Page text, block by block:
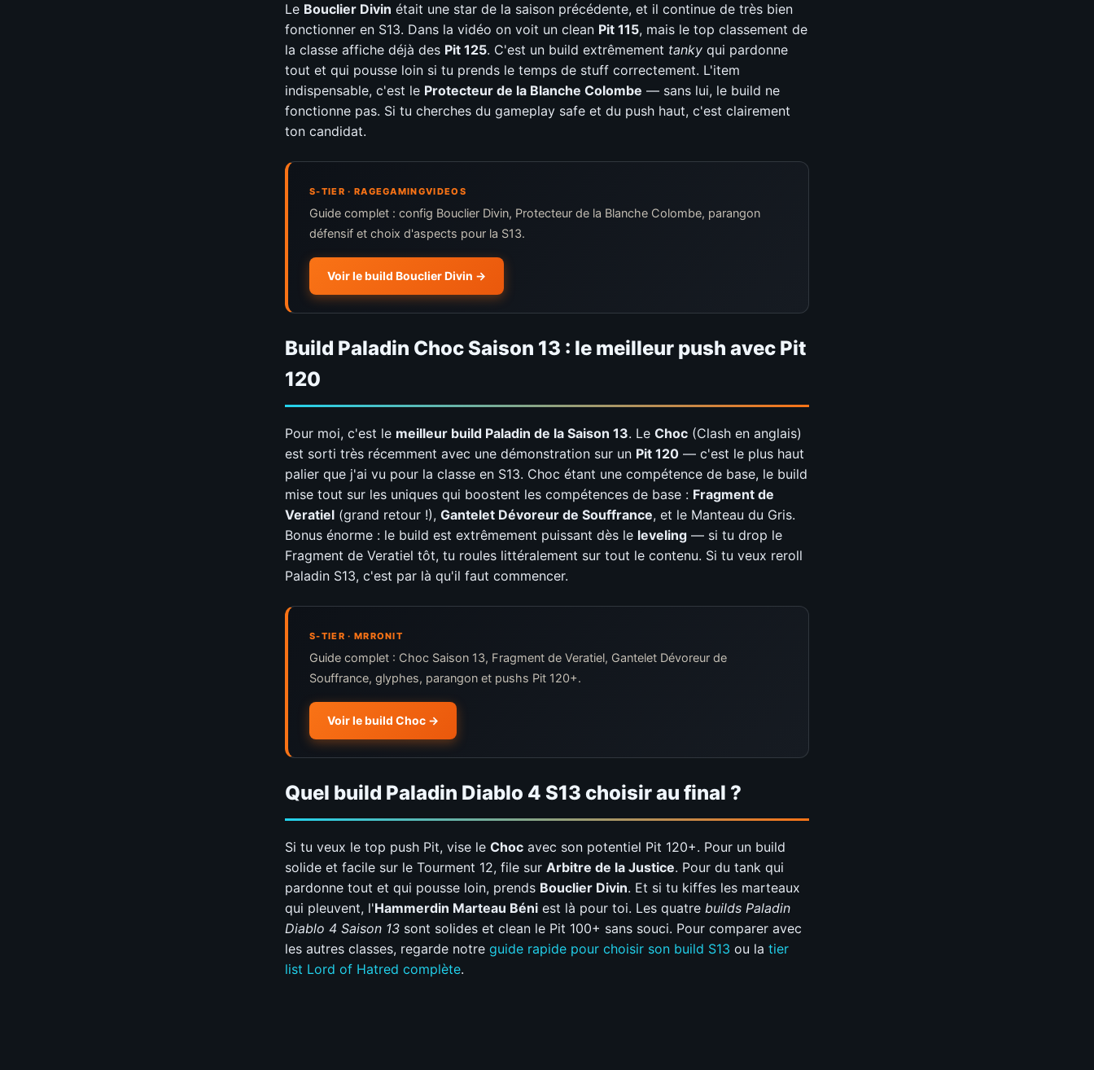
Le Bouclier Divin était une star de la saison précédente, et il continue de très bien
fonctionner en S13. Dans la vidéo on voit un clean Pit 115, mais le top classement de
la classe affiche déjà des Pit 125. C'est un build extrêmement tanky qui pardonne
tout et qui pousse loin si tu prends le temps de stuff correctement. L'item
indispensable, c'est le Protecteur de la Blanche Colombe — sans lui, le build ne
fonctionne pas. Si tu cherches du gameplay safe et du push haut, c'est clairement
ton candidat.
S-TIER · RAGEGAMINGVIDEOS
Guide complet : config Bouclier Divin, Protecteur de la Blanche Colombe, parangon
défensif et choix d'aspects pour la S13.
Voir le build Bouclier Divin
Build Paladin Choc Saison 13 : le meilleur push avec Pit
120
Pour moi, c'est le meilleur build Paladin de la Saison 13. Le Choc (Clash en anglais)
est sorti très récemment avec une démonstration sur un Pit 120 — c'est le plus haut
palier que j'ai vu pour la classe en S13. Choc étant une compétence de base, le build
mise tout sur les uniques qui boostent les compétences de base : Fragment de
Veratiel (grand retour !), Gantelet Dévoreur de Souffrance, et le Manteau du Gris.
Bonus énorme : le build est extrêmement puissant dès le leveling — si tu drop le
Fragment de Veratiel tôt, tu roules littéralement sur tout le contenu. Si tu veux reroll
Paladin S13, c'est par là qu'il faut commencer.
S-TIER · MRRONIT
Guide complet : Choc Saison 13, Fragment de Veratiel, Gantelet Dévoreur de
Souffrance, glyphes, parangon et pushs Pit 120+.
Voir le build Choc
Quel build Paladin Diablo 4 S13 choisir au final ?
Si tu veux le top push Pit, vise le Choc avec son potentiel Pit 120+. Pour un build
solide et facile sur le Tourment 12, file sur Arbitre de la Justice. Pour du tank qui
pardonne tout et qui pousse loin, prends Bouclier Divin. Et si tu kiffes les marteaux
qui pleuvent, l'Hammerdin Marteau Béni est là pour toi. Les quatre builds Paladin
Diablo 4 Saison 13 sont solides et clean le Pit 100+ sans souci. Pour comparer avec
les autres classes, regarde notre guide rapide pour choisir son build S13 ou la tier
list Lord of Hatred complète.